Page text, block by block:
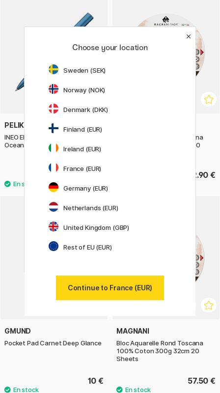
PELIKAN
INEO Elements Stylo à bille Blue
Ocean
32.50 €
Bloc Aquarelle Rond Toscana
100% Coton 300g 16 cm 20
42.90 €
GMUND
Pocket Pad Carnet Deep Glance
10 €
MAGNANI
Bloc Aquarelle Rond Toscana
100% Coton 300g 32cm 20
Sheets
57.50 €
Choose your location
Sweden (SEK)
Norway (NOK)
Denmark (DKK)
Finland (EUR)
Ireland (EUR)
France (EUR)
Germany (EUR)
Netherlands (EUR)
United Kingdom (GBP)
Rest of EU (EUR)
Continue to France (EUR)